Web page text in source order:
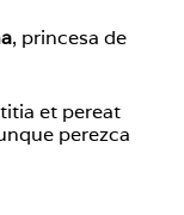
, princesa de
et pereat
perezca